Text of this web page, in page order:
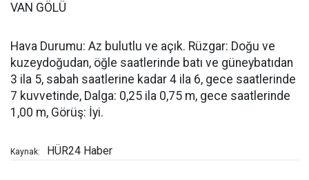
VAN GÖLÜ
Hava Durumu: Az bulutlu ve açık. Rüzgar: Doğu ve
kuzeydoğudan, öğle saatlerinde batı ve güneybatıdan
3 ila 5, sabah saatlerine kadar 4 ila 6, gece saatlerinde
7 kuvvetinde, Dalga: 0,25 ila 0,75 m, gece saatlerinde
1,00 m, Görüş: İyi.
Kaynak: HÜR24 Haber